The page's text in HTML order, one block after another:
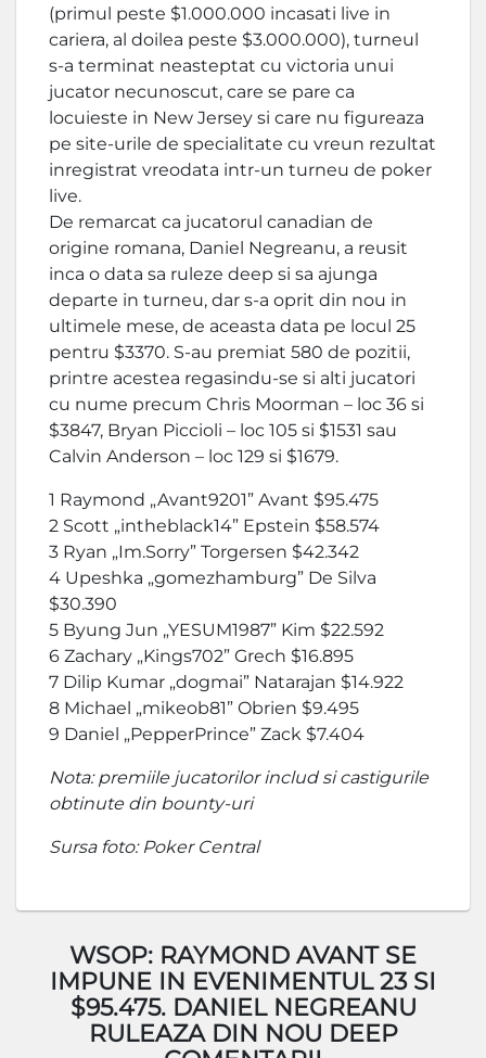
(primul peste $1.000.000 incasati live in
cariera, al doilea peste $3.000.000), turneul
s-a terminat neasteptat cu victoria unui
jucator necunoscut, care se pare ca
locuieste in New Jersey si care nu figureaza
pe site-urile de specialitate cu vreun rezultat
inregistrat vreodata intr-un turneu de poker
live.
De remarcat ca jucatorul canadian de
origine romana, Daniel Negreanu, a reusit
inca o data sa ruleze deep si sa ajunga
departe in turneu, dar s-a oprit din nou in
ultimele mese, de aceasta data pe locul 25
pentru $3370. S-au premiat 580 de pozitii,
printre acestea regasindu-se si alti jucatori
cu nume precum Chris Moorman – loc 36 si
$3847, Bryan Piccioli – loc 105 si $1531 sau
Calvin Anderson – loc 129 si $1679.
1 Raymond „Avant9201” Avant $95.475
2 Scott „intheblack14” Epstein $58.574
3 Ryan „Im.Sorry” Torgersen $42.342
4 Upeshka „gomezhamburg” De Silva
$30.390
5 Byung Jun „YESUM1987” Kim $22.592
6 Zachary „Kings702” Grech $16.895
7 Dilip Kumar „dogmai” Natarajan $14.922
8 Michael „mikeob81” Obrien $9.495
9 Daniel „PepperPrince” Zack $7.404
Nota: premiile jucatorilor includ si castigurile
obtinute din bounty-uri
Sursa foto: Poker Central
WSOP: RAYMOND AVANT SE
IMPUNE IN EVENIMENTUL 23 SI
$95.475. DANIEL NEGREANU
RULEAZA DIN NOU DEEP